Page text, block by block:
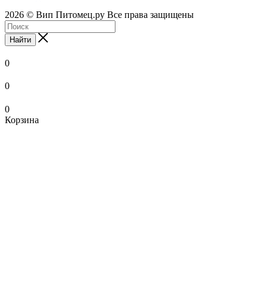
2026 © Вип Питомец.ру Все права защищены
Найти
0
0
0
Корзина